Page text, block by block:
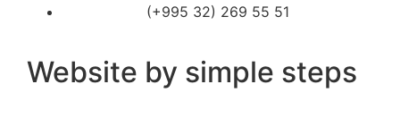
(+995 32) 269 55 51
Website by simple steps